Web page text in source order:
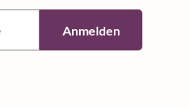
Anmelden